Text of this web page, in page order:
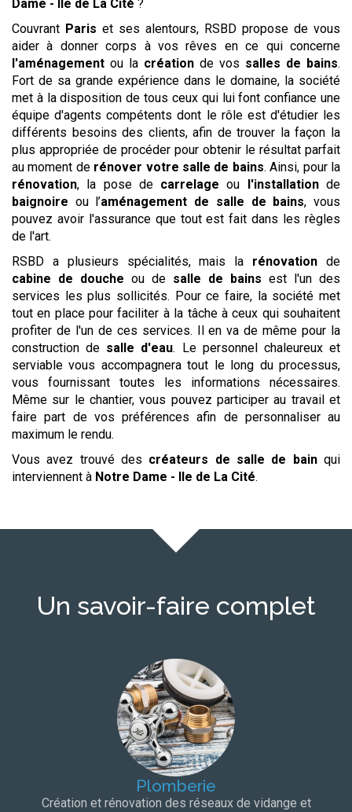
Dame - Ile de La Cité ?
Couvrant Paris et ses alentours, RSBD propose de vous
aider à donner corps à vos rêves en ce qui concerne
l'aménagement ou la création de vos salles de bains.
Fort de sa grande expérience dans le domaine, la société
met à la disposition de tous ceux qui lui font confiance une
équipe d'agents compétents dont le rôle est d'étudier les
différents besoins des clients, afin de trouver la façon la
plus appropriée de procéder pour obtenir le résultat parfait
au moment de rénover votre salle de bains. Ainsi, pour la
rénovation, la pose de carrelage ou l'installationde
baignoire ou l’aménagement de salle de bains, vous
pouvez avoir l'assurance que tout est fait dans les règles
de l'art.
RSBD a plusieurs spécialités, mais la rénovation de
cabine de douche ou de salle de bains est l'un des
services les plus sollicités. Pour ce faire, la société met
tout en place pour faciliter à la tâche à ceux qui souhaitent
profiter de l'un de ces services. Il en va de même pour la
construction de salle d'eau. Le personnel chaleureux et
serviable vous accompagnera tout le long du processus,
vous fournissant toutes les informations nécessaires.
Même sur le chantier, vous pouvez participer au travail et
faire part de vos préférences afin de personnaliser au
maximum le rendu.
Vous avez trouvé des créateurs de salle de bainqui
interviennent à Notre Dame - Ile de La Cité.
Un savoir-faire complet
Plomberie
Création et rénovation des réseaux de vidange et